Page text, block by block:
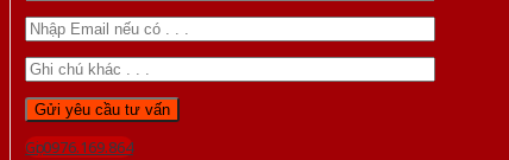
Gọi 0976.169.864